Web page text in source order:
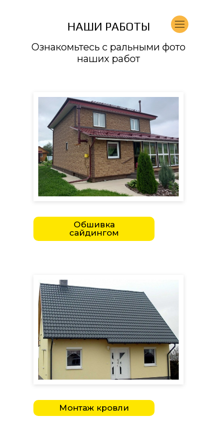
НАШИ РАБОТЫ
Ознакомьтесь с ральными фото
наших работ
Обшивка
сайдингом
Монтаж кровли